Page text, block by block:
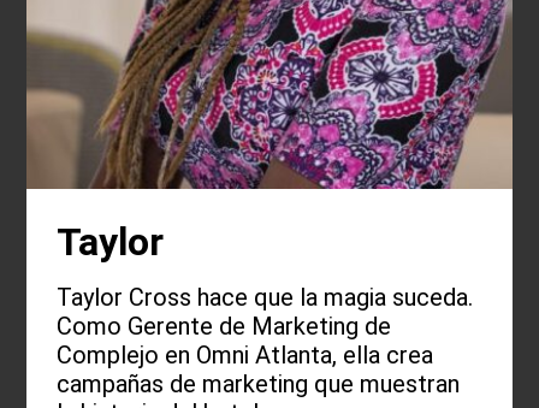
Taylor
Taylor Cross hace que la magia suceda.
Como Gerente de Marketing de
Complejo en Omni Atlanta, ella crea
campañas de marketing que muestran